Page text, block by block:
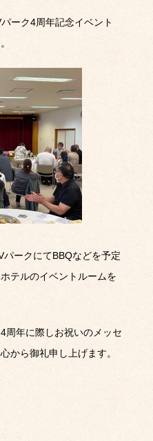
ーク4周年記念イベント
ークにてBBQなどを予定
テルのイベントルームを
周年に際しお祝いのメッセ
から御礼申し上げます。